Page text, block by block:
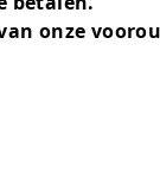
onze